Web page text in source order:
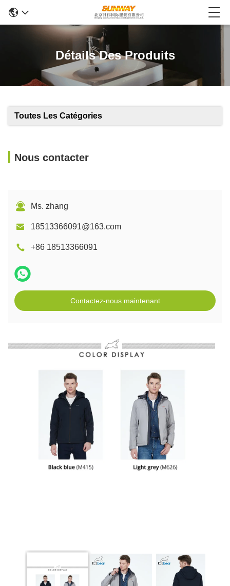
Détails Des Produits
Toutes Les Catégories
Nous contacter
Ms. zhang
18513366091@163.com
+86 18513366091
Contactez-nous maintenant